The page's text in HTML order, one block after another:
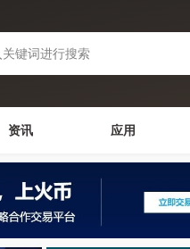
资讯 应用